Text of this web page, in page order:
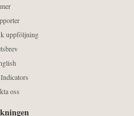
uppföljning
oss